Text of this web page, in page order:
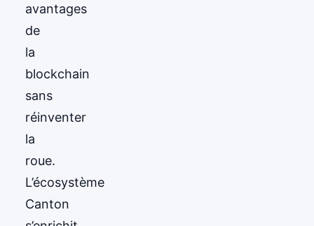
avantages
de
la
blockchain
sans
réinventer
la
roue.
L’écosystème
Canton